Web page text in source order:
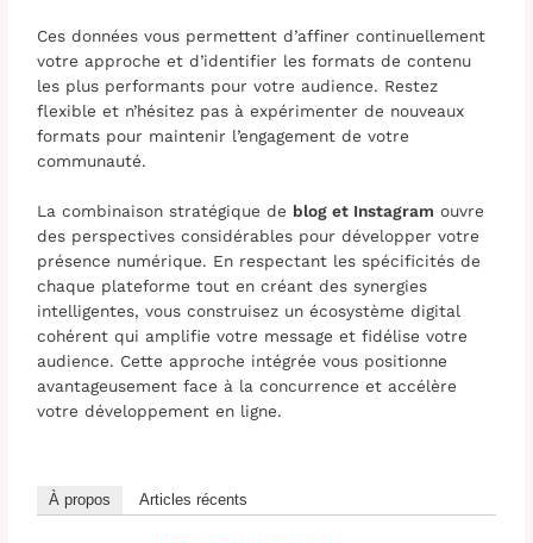
Ces données vous permettent d’affiner continuellement
votre approche et d’identifier les formats de contenu
les plus performants pour votre audience. Restez
flexible et n’hésitez pas à expérimenter de nouveaux
formats pour maintenir l’engagement de votre
communauté.
La combinaison stratégique de blog et Instagram ouvre
des perspectives considérables pour développer votre
présence numérique. En respectant les spécificités de
chaque plateforme tout en créant des synergies
intelligentes, vous construisez un écosystème digital
cohérent qui amplifie votre message et fidélise votre
audience. Cette approche intégrée vous positionne
avantageusement face à la concurrence et accélère
votre développement en ligne.
À propos Articles récents